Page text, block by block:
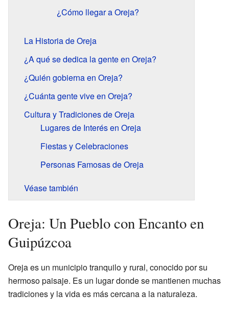
¿Cómo llegar a Oreja?
La Historia de Oreja
¿A qué se dedica la gente en Oreja?
¿Quién gobierna en Oreja?
¿Cuánta gente vive en Oreja?
Cultura y Tradiciones de Oreja
Lugares de Interés en Oreja
Fiestas y Celebraciones
Personas Famosas de Oreja
Véase también
Oreja: Un Pueblo con Encanto en
Guipúzcoa
Oreja es un municipio tranquilo y rural, conocido por su
hermoso paisaje. Es un lugar donde se mantienen muchas
tradiciones y la vida es más cercana a la naturaleza.